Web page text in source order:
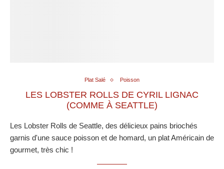
Plat Salé Poisson
LES LOBSTER ROLLS DE CYRIL LIGNAC
(COMME À SEATTLE)
Les Lobster Rolls de Seattle, des délicieux pains briochés
garnis d'une sauce poisson et de homard, un plat Américain de
gourmet, très chic !